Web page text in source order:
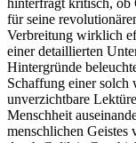
für seine
Verbreitung wirklich
einer detaillierten
Hintergründe
Schaffung einer solch
unverzichtbare
Menschheit
menschlichen Geistes